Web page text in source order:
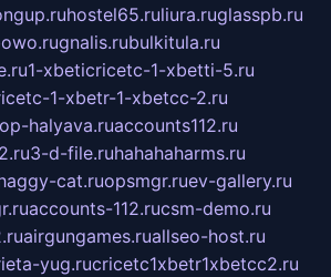
hostel65.ruliura.ruglasspb.ru
gnalis.rubulkitula.ru
1-xbeticricetc-1-xbetti-5.ru
1-xbetr-1-xbetcc-2.ru
halyava.ruaccounts112.ru
3-d-file.ruhahahaharms.ru
cat.ruopsmgr.ruev-gallery.ru
accounts-112.rucsm-demo.ru
airgungames.ruallseo-host.ru
yug.rucricetc1xbetr1xbetcc2.ru